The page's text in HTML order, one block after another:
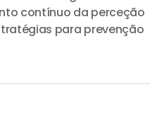
contínuo da perceção
para prevenção